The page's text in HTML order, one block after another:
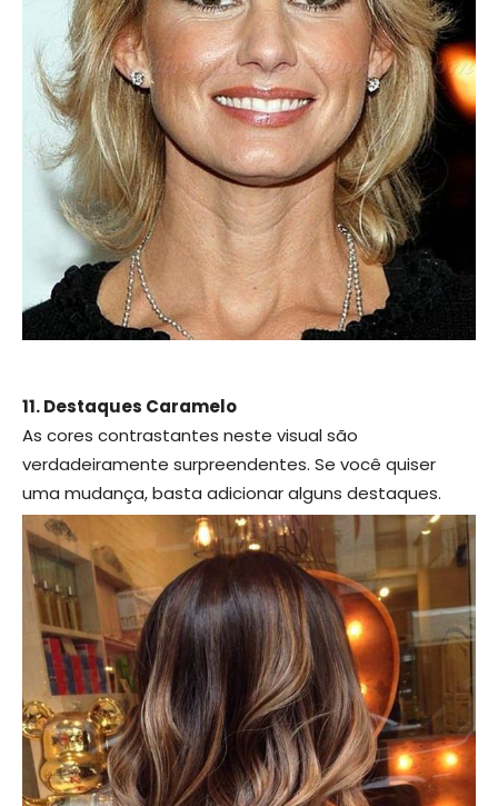
11. Destaques Caramelo
As cores contrastantes neste visual são
verdadeiramente surpreendentes. Se você quiser
uma mudança, basta adicionar alguns destaques.